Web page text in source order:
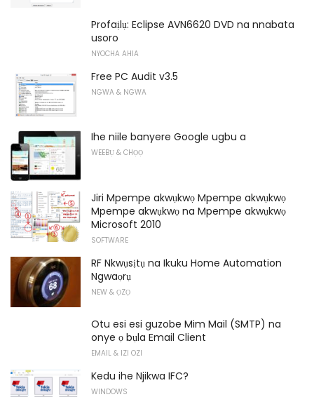
Profaịlụ: Eclipse AVN6620 DVD na nnabata
usoro
NYOCHA AHIA
Free PC Audit v3.5
NGWA & NGWA
Ihe niile banyere Google ugbu a
WEEBỤ & CHỌỌ
Jiri Mpempe akwụkwọ Mpempe akwụkwọ
Mpempe akwụkwọ na Mpempe akwụkwọ
Microsoft 2010
SOFTWARE
RF Nkwụsịtụ na Ikuku Home Automation
Ngwaọrụ
NEW & ỌZỌ
Otu esi esi guzobe Mim Mail (SMTP) na
onye ọ bụla Email Client
EMAIL & IZI OZI
Kedu ihe Njikwa IFC?
WINDOWS